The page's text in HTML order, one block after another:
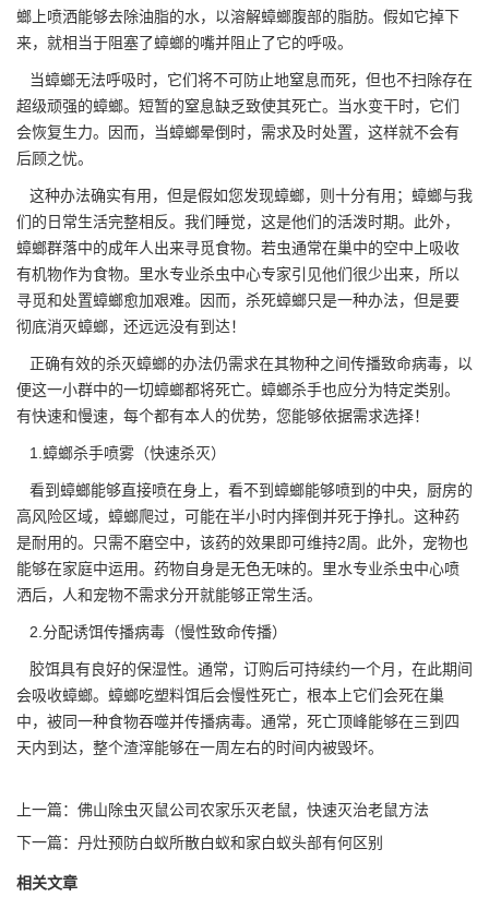
螂上喷洒能够去除油脂的水，以溶解蟑螂腹部的脂肪。假如它掉下
来，就相当于阻塞了蟑螂的嘴并阻止了它的呼吸。
当蟑螂无法呼吸时，它们将不可防止地窒息而死，但也不扫除存在
超级顽强的蟑螂。短暂的窒息缺乏致使其死亡。当水变干时，它们
会恢复生力。因而，当蟑螂晕倒时，需求及时处置，这样就不会有
后顾之忧。
这种办法确实有用，但是假如您发现蟑螂，则十分有用；蟑螂与我
们的日常生活完整相反。我们睡觉，这是他们的活泼时期。此外，
蟑螂群落中的成年人出来寻觅食物。若虫通常在巢中的空中上吸收
有机物作为食物。里水专业杀虫中心专家引见他们很少出来，所以
寻觅和处置蟑螂愈加艰难。因而，杀死蟑螂只是一种办法，但是要
彻底消灭蟑螂，还远远没有到达！
正确有效的杀灭蟑螂的办法仍需求在其物种之间传播致命病毒，以
便这一小群中的一切蟑螂都将死亡。蟑螂杀手也应分为特定类别 。
有快速和慢速，每个都有本人的优势，您能够依据需求选择！
1.蟑螂杀手喷雾（快速杀灭）
看到蟑螂能够直接喷在身上，看不到蟑螂能够喷到的中央，厨房的
高风险区域，蟑螂爬过，可能在半小时内摔倒并死于挣扎。这种药
是耐用的。只需不磨空中，该药的效果即可维持2周。此外，宠物也
能够在家庭中运用。药物自身是无色无味的。里水专业杀虫中心喷
洒后，人和宠物不需求分开就能够正常生活。
2.分配诱饵传播病毒（慢性致命传播）
胶饵具有良好的保湿性。通常，订购后可持续约一个月，在此期间
会吸收蟑螂。蟑螂吃塑料饵后会慢性死亡，根本上它们会死在巢
中，被同一种食物吞噬并传播病毒。通常，死亡顶峰能够在三到四
天内到达，整个渣滓能够在一周左右的时间内被毁坏。
上一篇： 佛山除虫灭鼠公司农家乐灭老鼠，快速灭治老鼠方法
下一篇： 丹灶预防白蚁所散白蚁和家白蚁头部有何区别
相关文章